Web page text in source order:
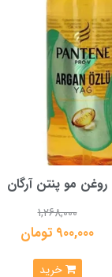
روغن مو پنتن آرگان
1,268,000
900,000 تومان
خرید